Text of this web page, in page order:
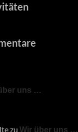
uns …
zu Wir über uns …